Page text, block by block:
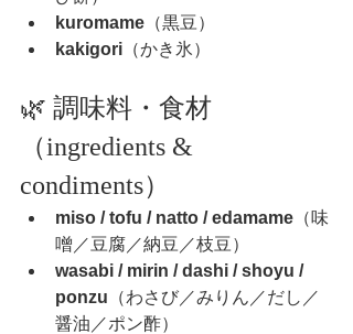
kuromame （黒豆）
kakigori （かき氷）
🌿 調味料・食材
（ingredients &
condiments）
miso / tofu / natto / edamame （味
噌／豆腐／納豆／枝豆）
wasabi / mirin / dashi / shoyu /
ponzu （わさび／みりん／だし／
醤油／ポン酢）